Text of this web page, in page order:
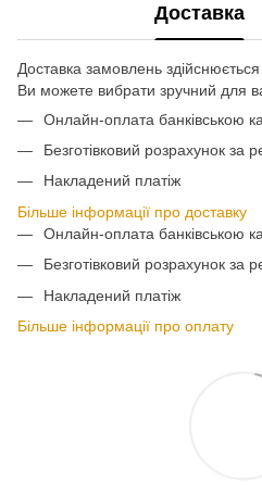
Доставка
Доставка замовлень здійснюється
Ви можете вибрати зручний для
Онлайн-оплата банківською
Безготівковий розрахунок за
Накладений платіж
Більше інформації про доставку
Онлайн-оплата банківською
Безготівковий розрахунок за
Накладений платіж
Більше інформації про оплату